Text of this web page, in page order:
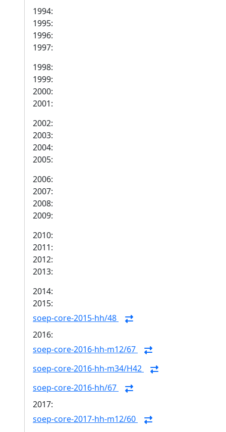
1994:
1995:
1996:
1997:
1998:
1999:
2000:
2001:
2002:
2003:
2004:
2005:
2006:
2007:
2008:
2009:
2010:
2011:
2012:
2013:
2014:
2015:
soep-core-2015-hh/48
2016:
soep-core-2016-hh-m12/67
soep-core-2016-hh-m34/H42
soep-core-2016-hh/67
2017:
soep-core-2017-hh-m12/60